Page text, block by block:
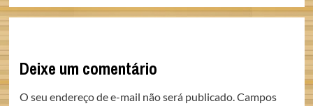
Deixe um comentário
O seu endereço de e-mail não será publicado. Campos